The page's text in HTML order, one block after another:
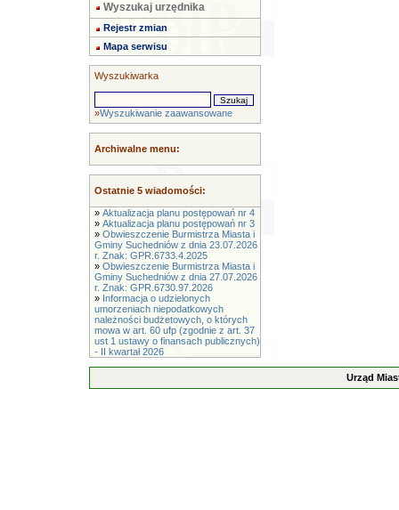
Wyszukaj urzędnika
Rejestr zmian
Mapa serwisu
Wyszukiwarka
»Wyszukiwanie zaawansowane
Archiwalne menu:
Ostatnie 5 wiadomości:
» Aktualizacja planu postępowań nr 4
» Aktualizacja planu postępowań nr 3
» Obwieszczenie Burmistrza Miasta i
Gminy Suchedniów z dnia 23.07.2026
r. Znak: GPR.6733.4.2025
» Obwieszczenie Burmistrza Miasta i
Gminy Suchedniów z dnia 27.07.2026
r. Znak: GPR.6730.97.2026
» Informacja o udzielonych
umorzeniach niepodatkowych
należności budżetowych, o których
mowa w art. 60 ufp (zgodnie z art. 37
ust 1 ustawy o finansach publicznych)
- II kwartał 2026
Urząd